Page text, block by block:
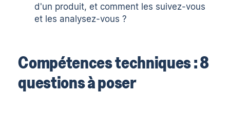
d'un produit, et comment les suivez-vous
et les analysez-vous ?
Compétences techniques : 8
questions à poser